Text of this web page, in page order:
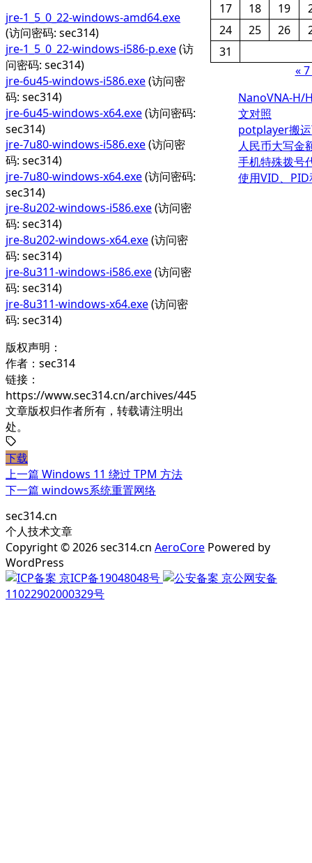
jre-1_5_0_22-windows-amd64.exe
(访问密码: sec314)
jre-1_5_0_22-windows-i586-p.exe(访
问密码: sec314)
jre-6u45-windows-i586.exe(访问密
码: sec314)
jre-6u45-windows-x64.exe(访问密码:
sec314)
jre-7u80-windows-i586.exe(访问密
码: sec314)
jre-7u80-windows-x64.exe(访问密码:
sec314)
jre-8u202-windows-i586.exe(访问密
码: sec314)
jre-8u202-windows-x64.exe(访问密
码: sec314)
jre-8u311-windows-i586.exe(访问密
码: sec314)
jre-8u311-windows-x64.exe(访问密
码: sec314)
版权声明：
作者：sec314
链接：
https://www.sec314.cn/archives/445
文章版权归作者所有，转载请注明出
处。
下载
上一篇 Windows 11 绕过 TPM 方法
下一篇 windows系统重置网络
17
18 19
24
25 26
31
«
NanoVNA-H/
文对照
potplayer搬
人民币大写金
手机特殊拨号
使用VID、
sec314.cn
个人技术文章
Copyright © 2026 sec314.cn AeroCore Powered by
WordPress
京ICP备19048048号
京公网安备
11022902000329号